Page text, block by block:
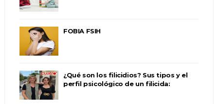
FOBIA FSIH
¿Qué son los filicidios? Sus tipos y el
perfil psicológico de un filicida: